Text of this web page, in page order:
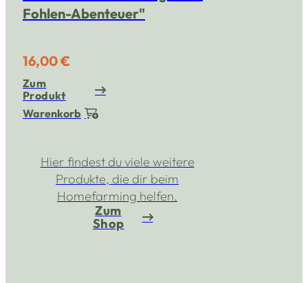
Fohlen-Abenteuer"
16,00 €
Zum
Produkt
Warenkorb
Hier findest du viele weitere
Produkte, die dir beim
Homefarming helfen.
Zum
Shop